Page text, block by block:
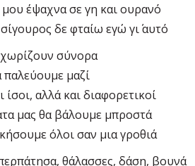
μου έψαχνα σε γη και ουρανό
δε φταίω εγώ γι΄ αυτό
σύνορα
μαζί
ίσοι, αλλά και διαφορετικοί
μας θα βάλουμε μπροστά
όλοι σαν μια γροθιά
θάλασσες, δάση, βουνά